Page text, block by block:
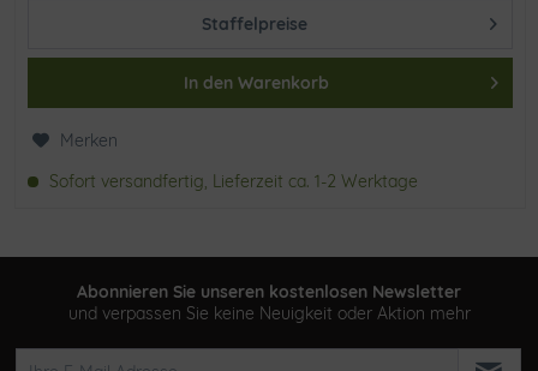
Staffelpreise
In den Warenkorb
Merken
Sofort versandfertig, Lieferzeit ca. 1-2 Werktage
Abonnieren Sie unseren kostenlosen Newsletter
und verpassen Sie keine Neuigkeit oder Aktion mehr